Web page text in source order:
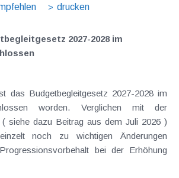
drucken
2027-2028 im
das Budgetbegleitgesetz 2027-2028 im
worden. Verglichen mit der
( siehe dazu Beitrag aus dem Juli 2026 )
noch zu wichtigen Änderungen